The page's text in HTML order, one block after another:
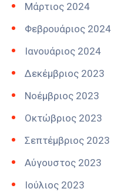
Μάρτιος 2024
Φεβρουάριος 2024
Ιανουάριος 2024
Δεκέμβριος 2023
Νοέμβριος 2023
Οκτώβριος 2023
Σεπτέμβριος 2023
Αύγουστος 2023
Ιούλιος 2023